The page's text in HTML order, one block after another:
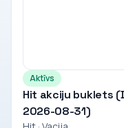
Aktīvs
Hit akciju buklets
2026-08-31)